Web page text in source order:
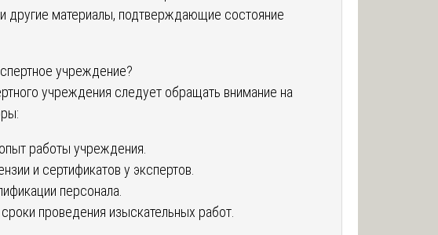
другие материалы, подтверждающие состояние
учреждение?
учреждения следует обращать внимание на
работы учреждения.
и сертификатов у экспертов.
персонала.
проведения изыскательных работ.